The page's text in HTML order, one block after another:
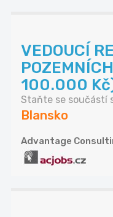
VEDOUCÍ
100.000
Staňte se součástí
Blansko
Advantage